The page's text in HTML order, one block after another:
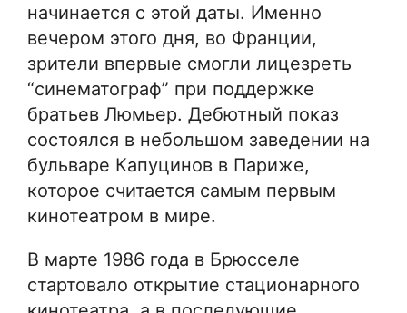
начинается с этой даты. Именно
вечером этого дня, во Франции,
зрители впервые смогли лицезреть
“синематограф” при поддержке
братьев Люмьер. Дебютный показ
состоялся в небольшом заведении на
бульваре Капуцинов в Париже,
которое считается самым первым
кинотеатром в мире.
В марте 1986 года в Брюсселе
стартовало открытие стационарного